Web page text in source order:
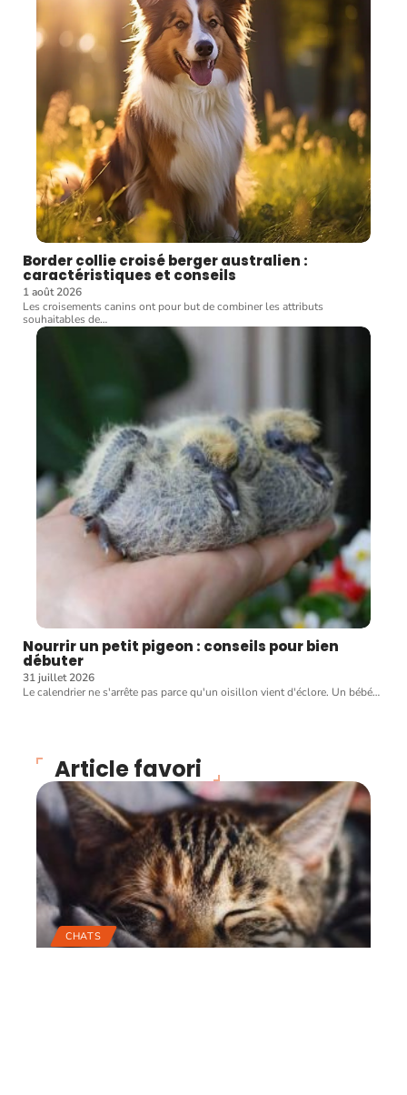
Border collie croisé berger australien :
caractéristiques et conseils
1 août 2026
Les croisements canins ont pour but de combiner les attributs
souhaitables de…
Nourrir un petit pigeon : conseils pour bien
débuter
31 juillet 2026
Le calendrier ne s'arrête pas parce qu'un oisillon vient d'éclore. Un bébé…
Article favori
CHATS